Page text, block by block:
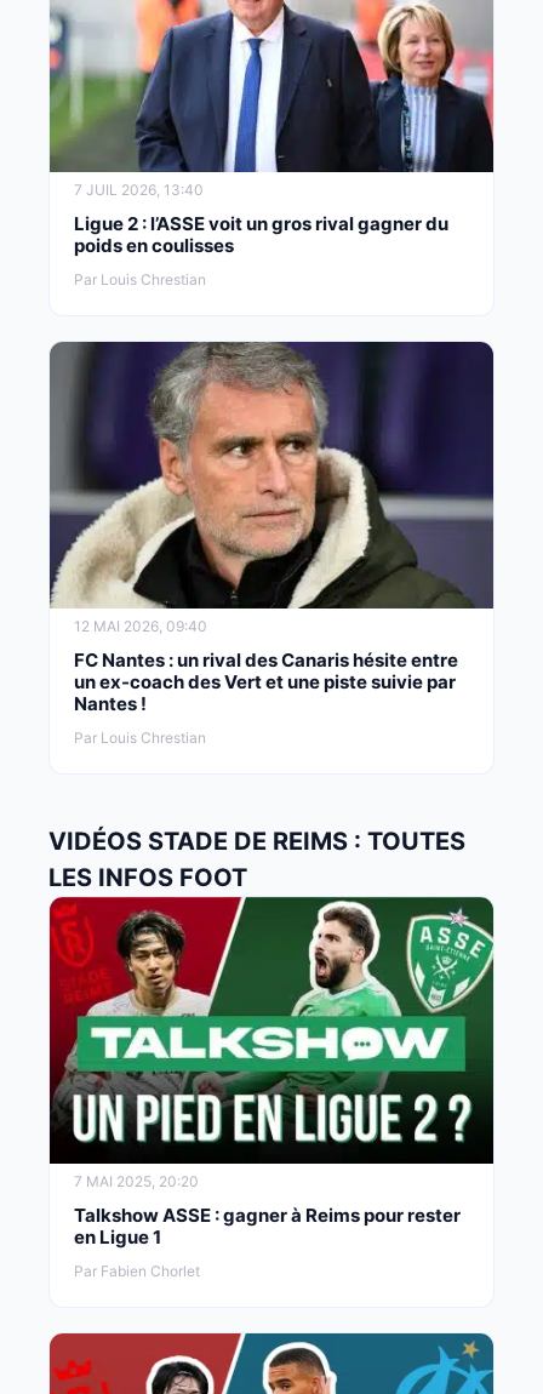
7 JUIL 2026, 13:40
Ligue 2 : l’ASSE voit un gros rival gagner du
poids en coulisses
Par Louis Chrestian
12 MAI 2026, 09:40
FC Nantes : un rival des Canaris hésite entre
un ex-coach des Vert et une piste suivie par
Nantes !
Par Louis Chrestian
VIDÉOS STADE DE REIMS : TOUTES
LES INFOS FOOT
7 MAI 2025, 20:20
Talkshow ASSE : gagner à Reims pour rester
en Ligue 1
Par Fabien Chorlet